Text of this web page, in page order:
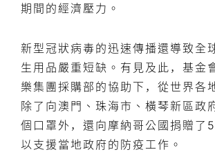
期間的經濟壓力。
新型冠狀病毒的迅速傳播還導致全
生用品嚴重短缺。有見及此，基金
樂集團採購部的協助下，從世界各
除了向澳門、珠海市、橫琴新區政
個口罩外，還向摩納哥公國捐贈了
以支援當地政府的防疫工作。